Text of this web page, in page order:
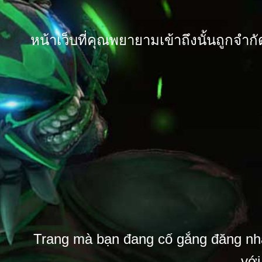
หน้าเว็บที่คุณพยายามเข้าถึงนั้นถูกจำ
Trang mà bạn đang cố gắng đăng